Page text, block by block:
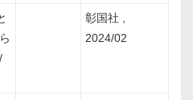
彰国社 ,
2024/02